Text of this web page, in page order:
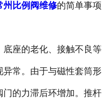
州比例阀维修的简单事项
座的老化、接触不良等
常。由于与磁性套筒形
的力滞后环增加。推杆